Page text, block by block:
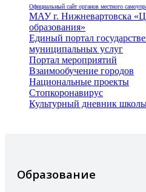
Официальный сайт органов местного
МАУ г. Нижневартовска
образования»
Единый портал
муниципальных услуг
Портал мероприятий
Взаимообучение городов
Национальные проекты
Стопкоронавирус
Культурный дневник
Образование